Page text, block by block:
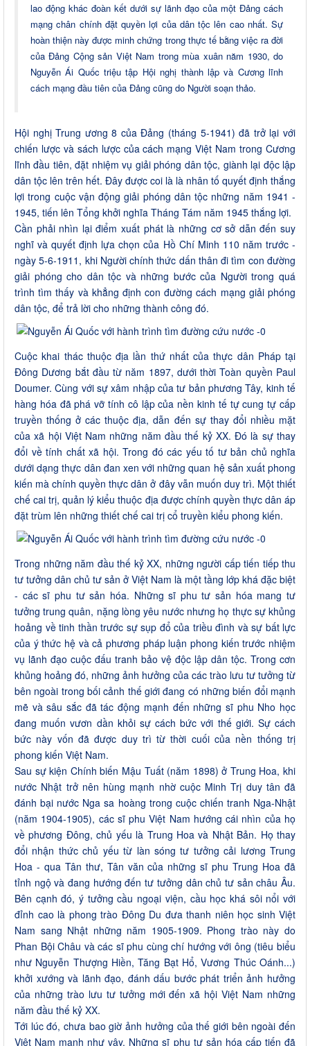
lao động khác đoàn kết dưới sự lãnh đạo của một Đảng cách
mạng chân chính đặt quyền lợi của dân tộc lên cao nhất. Sự
hoàn thiện này được minh chứng trong thực tế bằng việc ra đời
của Đảng Cộng sản Việt Nam trong mùa xuân năm 1930, do
Nguyễn Ái Quốc triệu tập Hội nghị thành lập và Cương lĩnh
cách mạng đầu tiên của Đảng cũng do Người soạn thảo.
Hội nghị Trung ương 8 của Đảng (tháng 5-1941) đã trở lại với
chiến lược và sách lược của cách mạng Việt Nam trong Cương
lĩnh đầu tiên, đặt nhiệm vụ giải phóng dân tộc, giành lại độc lập
dân tộc lên trên hết. Đây được coi là là nhân tố quyết định thắng
lợi trong cuộc vận động giải phóng dân tộc những năm 1941 -
1945, tiến lên Tổng khởi nghĩa Tháng Tám năm 1945 thắng lợi.
Cần phải nhìn lại điểm xuất phát là những cơ sở dẫn đến suy
nghĩ và quyết định lựa chọn của Hồ Chí Minh 110 năm trước -
ngày 5-6-1911, khi Người chính thức dấn thân đi tìm con đường
giải phóng cho dân tộc và những bước của Người trong quá
trình tìm thấy và khẳng định con đường cách mạng giải phóng
dân tộc, để trả lời cho những thành công đó.
Cuộc khai thác thuộc địa lần thứ nhất của thực dân Pháp tại
Đông Dương bắt đầu từ năm 1897, dưới thời Toàn quyền Paul
Doumer. Cùng với sự xâm nhập của tư bản phương Tây, kinh tế
hàng hóa đã phá vỡ tính cô lập của nền kinh tế tự cung tự cấp
truyền thống ở các thuộc địa, dẫn đến sự thay đổi nhiều mặt
của xã hội Việt Nam những năm đầu thế kỷ XX. Đó là sự thay
đổi về tính chất xã hội. Trong đó các yếu tố tư bản chủ nghĩa
dưới dạng thực dân đan xen với những quan hệ sản xuất phong
kiến mà chính quyền thực dân ở đây vẫn muốn duy trì. Một thiết
chế cai trị, quản lý kiểu thuộc địa được chính quyền thực dân áp
đặt trùm lên những thiết chế cai trị cổ truyền kiểu phong kiến.
Trong những năm đầu thế kỷ XX, những người cấp tiến tiếp thu
tư tưởng dân chủ tư sản ở Việt Nam là một tầng lớp khá đặc biệt
- các sĩ phu tư sản hóa. Những sĩ phu tư sản hóa mang tư
tưởng trung quân, nặng lòng yêu nước nhưng họ thực sự khủng
hoảng về tinh thần trước sự sụp đổ của triều đình và sự bất lực
của ý thức hệ và cả phương pháp luận phong kiến trước nhiệm
vụ lãnh đạo cuộc đấu tranh bảo vệ độc lập dân tộc. Trong cơn
khủng hoảng đó, những ảnh hưởng của các trào lưu tư tưởng từ
bên ngoài trong bối cảnh thế giới đang có những biến đổi mạnh
mẽ và sâu sắc đã tác động mạnh đến những sĩ phu Nho học
đang muốn vươn dần khỏi sự cách bức với thế giới. Sự cách
bức này vốn đã được duy trì từ thời cuối của nền thống trị
phong kiến Việt Nam.
Sau sự kiện Chính biến Mậu Tuất (năm 1898) ở Trung Hoa, khi
nước Nhật trở nên hùng mạnh nhờ cuộc Minh Trị duy tân đã
đánh bại nước Nga sa hoàng trong cuộc chiến tranh Nga-Nhật
(năm 1904-1905), các sĩ phu Việt Nam hướng cái nhìn của họ
về phương Đông, chủ yếu là Trung Hoa và Nhật Bản. Họ thay
đổi nhận thức chủ yếu từ làn sóng tư tưởng cải lương Trung
Hoa - qua Tân thư, Tân văn của những sĩ phu Trung Hoa đã
tỉnh ngộ và đang hướng đến tư tưởng dân chủ tư sản châu Âu.
Bên cạnh đó, ý tưởng cầu ngoại viện, cầu học khá sôi nổi với
đỉnh cao là phong trào Đông Du đưa thanh niên học sinh Việt
Nam sang Nhật những năm 1905-1909. Phong trào này do
Phan Bội Châu và các sĩ phu cùng chí hướng với ông (tiêu biểu
như Nguyễn Thượng Hiền, Tăng Bạt Hổ, Vương Thúc Oánh...)
khởi xướng và lãnh đạo, đánh dấu bước phát triển ảnh hưởng
của những trào lưu tư tưởng mới đến xã hội Việt Nam những
năm đầu thế kỷ XX.
Tới lúc đó, chưa bao giờ ảnh hưởng của thế giới bên ngoài đến
Việt Nam mạnh như vậy. Những sĩ phu tư sản hóa cấp tiến đã